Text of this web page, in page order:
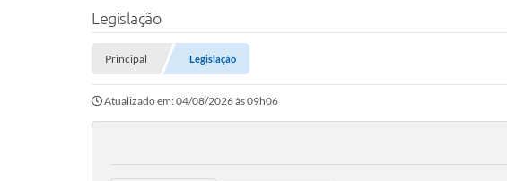
Legislação
Principal Legislação
Atualizado em: 04/08/2026 às 09h06